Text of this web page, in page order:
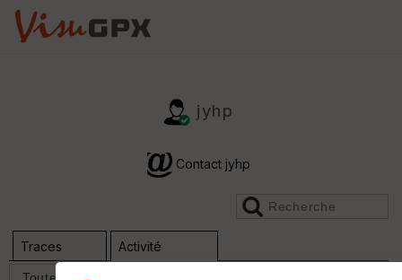
jyhp
Contact jyhp
Traces
Activité